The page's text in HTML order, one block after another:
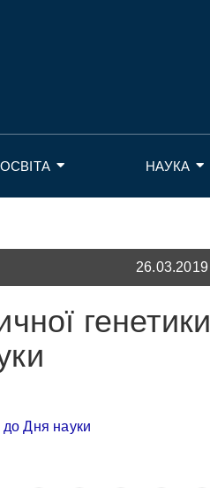
ОСВІТА НАУКА
26.03.2019
генетики